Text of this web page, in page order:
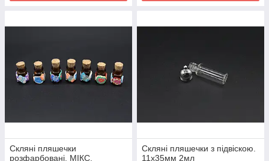
Скляні пляшечки
розфарбовані. МІКС.
Скляні пляшечки з підвіскою.
11х35мм 2мл